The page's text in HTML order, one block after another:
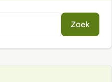
Zoek